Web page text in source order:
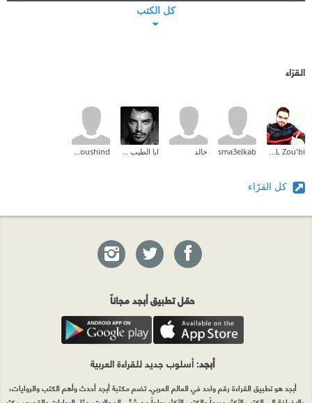
كل الكتب
القرّاء
sma3elkab خالد
كل القرّاء
حمّل تطبيق أبجد مجاناً
أبجد: أسلوب جديد للقراءة العربية
أبجد هو تطبيق القراءة رقم واحد في العالم العربي. تضم مكتبة أبجد أحدث وأهم الكتب والروايات،